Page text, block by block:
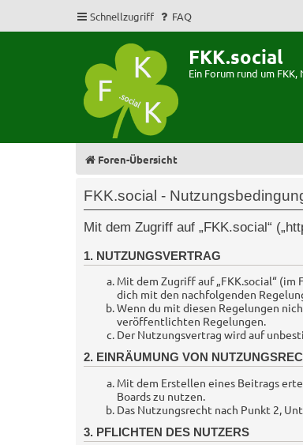
Schnellzugriff FAQ
FKK.social
Ein Forum rund um
Foren-Übersicht
FKK.social -
Mit dem Zugriff auf „FKK.social“
1. NUTZUNGSVERTRAG
Mit dem Zugriff auf „FKK.social“
dich mit den nachfolgenden
Wenn du mit diesen Regelungen
veröffentlichten Regelungen.
Der Nutzungsvertrag wird auf
2. EINRÄUMUNG VON
Mit dem Erstellen eines Beitrags
Boards zu nutzen.
Das Nutzungsrecht nach Punkt 2,
3. PFLICHTEN DES NUTZERS